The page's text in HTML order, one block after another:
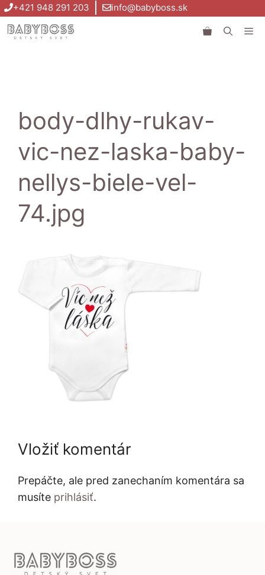
Preskočiť
na
obsah
+421 948 291 203 info@babyboss.sk
body-dlhy-rukav-
vic-nez-laska-baby-
nellys-biele-vel-
74.jpg
Vložiť komentár
Prepáčte, ale pred zanechaním komentára sa
musíte prihlásiť.